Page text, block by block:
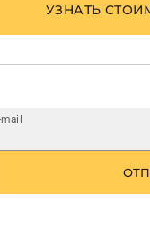
УЗНАТЬ
mail